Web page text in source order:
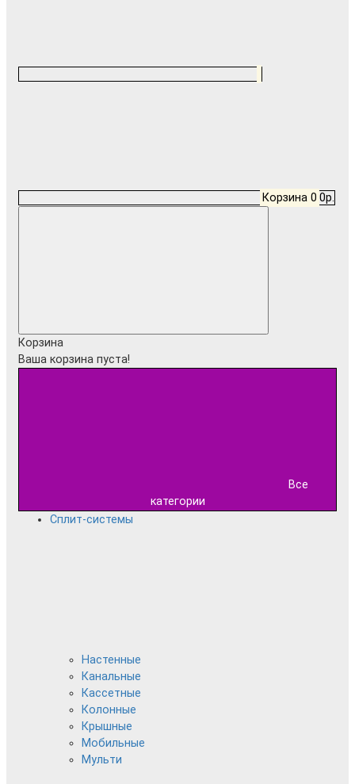
Корзина 0 0р.
Корзина
Ваша корзина пуста!
Все
категории
Сплит-системы
Настенные
Канальные
Кассетные
Колонные
Крышные
Мобильные
Мульти